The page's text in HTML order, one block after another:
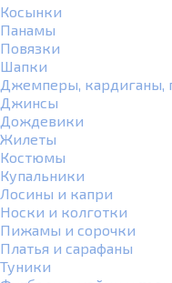
Косынки
Панамы
Повязки
Шапки
Джемперы, кардиганы,
Джинсы
Дождевики
Жилеты
Костюмы
Купальники
Лосины и капри
Носки и колготки
Пижамы и сорочки
Платья и сарафаны
Туники